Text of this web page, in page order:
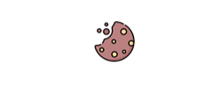
ΓΙΑ ΕΠΑΓΓΕΛΜΑΤΙΕΣ